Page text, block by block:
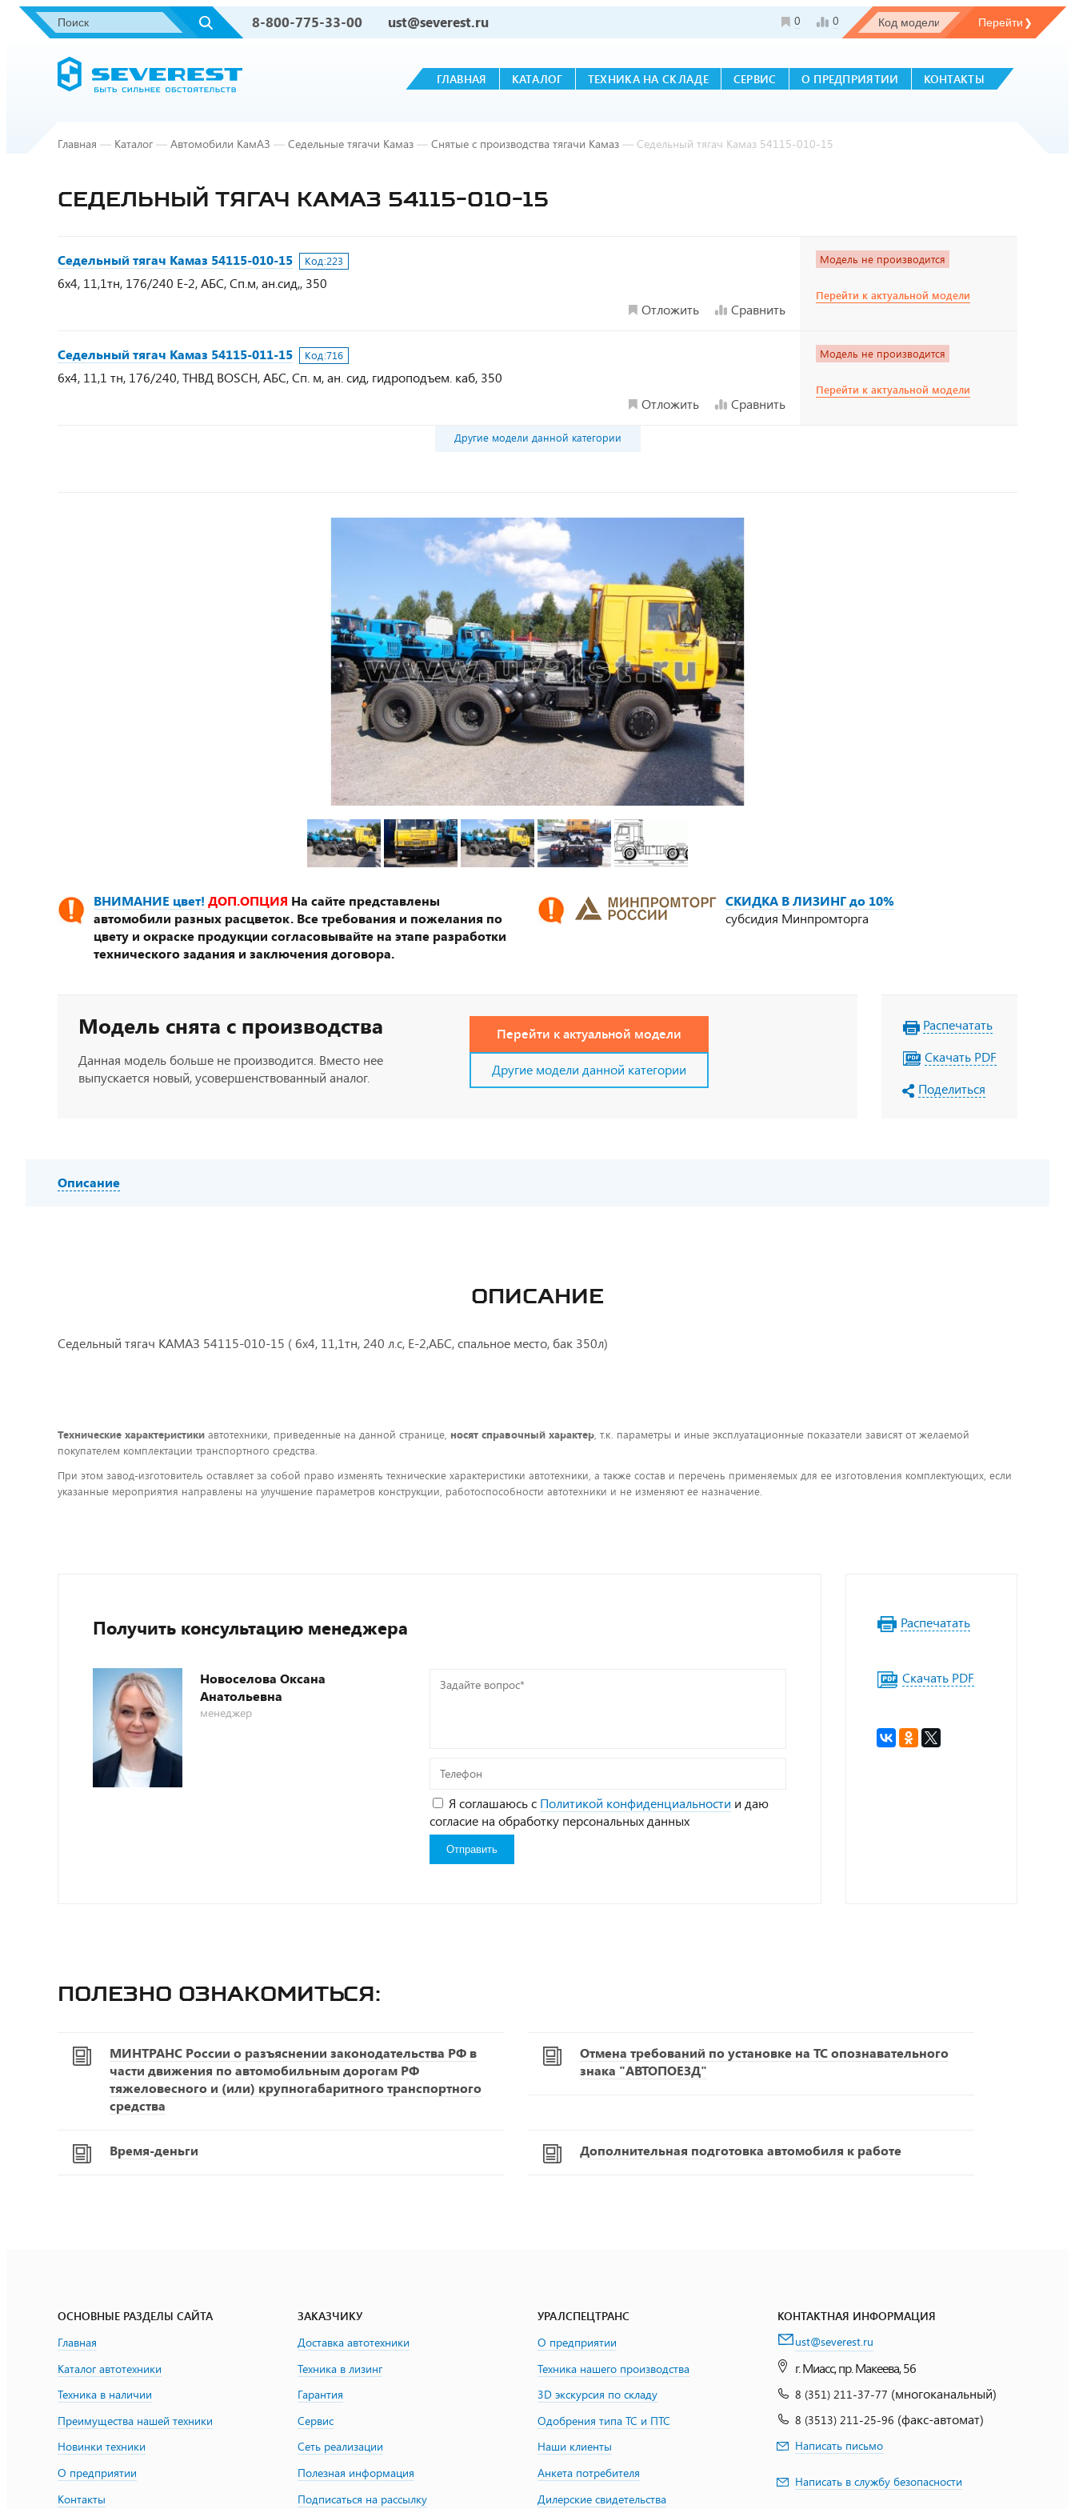
8-800-775-33-00 ust@severest.ru 0 0
ГЛАВНАЯ КАТАЛОГ ТЕХНИКА НА СКЛАДЕ СЕРВИС О ПРЕДПРИЯТИИ КОНТАКТЫ
Главная — Каталог — Автомобили КамАЗ — Седельные тягачи Камаз — Снятые с производства тягачи Камаз — Седельный тягач Камаз 54115-010-15
СЕДЕЛЬНЫЙ ТЯГАЧ КАМАЗ 54115-010-15
Седельный тягач Камаз 54115-010-15 Код:223
6х4, 11,1тн, 176/240 Е-2, АБС, Сп.м, ан.сид,, 350
Отложить
Сравнить
Модель не производится
Перейти к актуальной модели
Седельный тягач Камаз 54115-011-15 Код:716
6х4, 11,1 тн, 176/240, ТНВД BOSCH, АБС, Сп. м, ан. сид, гидроподъем. каб, 350
Отложить
Сравнить
Модель не производится
Перейти к актуальной модели
Другие модели данной категории
ВНИМАНИЕ цвет! ДОП.ОПЦИЯ На сайте представлены
автомобили разных расцветок. Все требования и пожелания по
цвету и окраске продукции согласовывайте на этапе разработки
технического задания и заключения договора.
СКИДКА В ЛИЗИНГ до 10%
субсидия Минпромторга
Модель снята с производства
Данная модель больше не производится. Вместо нее
выпускается новый, усовершенствованный аналог.
Перейти к актуальной модели
Другие модели данной категории
Распечатать
Скачать PDF
Поделиться
Описание
ОПИСАНИЕ
Седельный тягач КАМАЗ 54115-010-15 ( 6х4, 11,1тн, 240 л.с, Е-2,АБС, спальное место, бак 350л)
Технические характеристики автотехники, приведенные на данной странице, носят справочный характер, т.к. параметры и иные эксплуатационные показатели зависят от желаемой
покупателем комплектации транспортного средства.
При этом завод-изготовитель оставляет за собой право изменять технические характеристики автотехники, а также состав и перечень применяемых для ее изготовления комплектующих, если
указанные мероприятия направлены на улучшение параметров конструкции, работоспособности автотехники и не изменяют ее назначение.
Получить консультацию менеджера
Новоселова Оксана
Анатольевна
менеджер
Задайте
Телефон
Я соглашаюсь с Политикой конфиденциальности и даю
согласие на обработку персональных данных
Распечатать
Скачать PDF
Полезно ознакомиться:
МИНТРАНС России о разъяснении законодательства РФ в
части движения по автомобильным дорогам РФ
тяжеловесного и (или) крупногабаритного транспортного
средства
Отмена требований по установке на ТС опознавательного
знака "АВТОПОЕЗД"
Время-деньги Дополнительная подготовка автомобиля к работе
ОСНОВНЫЕ РАЗДЕЛЫ САЙТА
Главная
Каталог автотехники
Техника в наличии
Преимущества нашей техники
Новинки техники
О предприятии
Контакты
ЗАКАЗЧИКУ
Доставка автотехники
Техника в лизинг
Гарантия
Сервис
Сеть реализации
Полезная информация
Подписаться на рассылку
УРАЛСПЕЦТРАНС
О предприятии
Техника нашего производства
3D экскурсия по складу
Одобрения типа ТС и ПТС
Наши клиенты
Анкета потребителя
Дилерские свидетельства
КОНТАКТНАЯ ИНФОРМАЦИЯ
ust@severest.ru
г. Миасс, пр. Макеева, 56
8 (351) 211-37-77 (многоканальный)
8 (3513) 211-25-96 (факс-автомат)
Написать письмо
Написать в службу безопасности